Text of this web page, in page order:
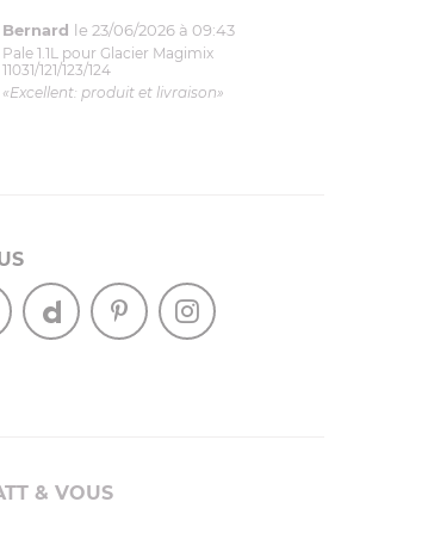
Bernard le 23/06/2026 à 09:43
Pale 1.1L pour Glacier Magimix
11031/121/123/124
«Excellent: produit et livraison»
& VOUS